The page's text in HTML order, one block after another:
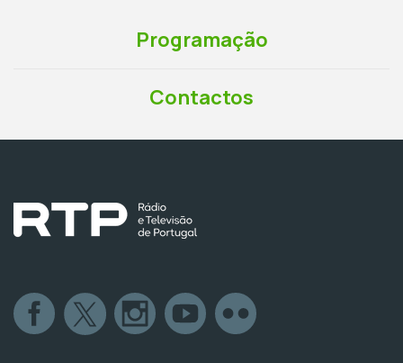
Programação
Contactos